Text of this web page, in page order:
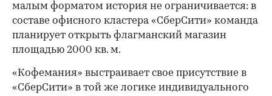
малым форматом история не ограничивается: в
составе офисного кластера «СберСити» команда
планирует открыть флагманский магазин
площадью 2000 кв. м.
«Кофемания» выстраивает свое присутствие в
«СберСити» в той же логике индивидуального